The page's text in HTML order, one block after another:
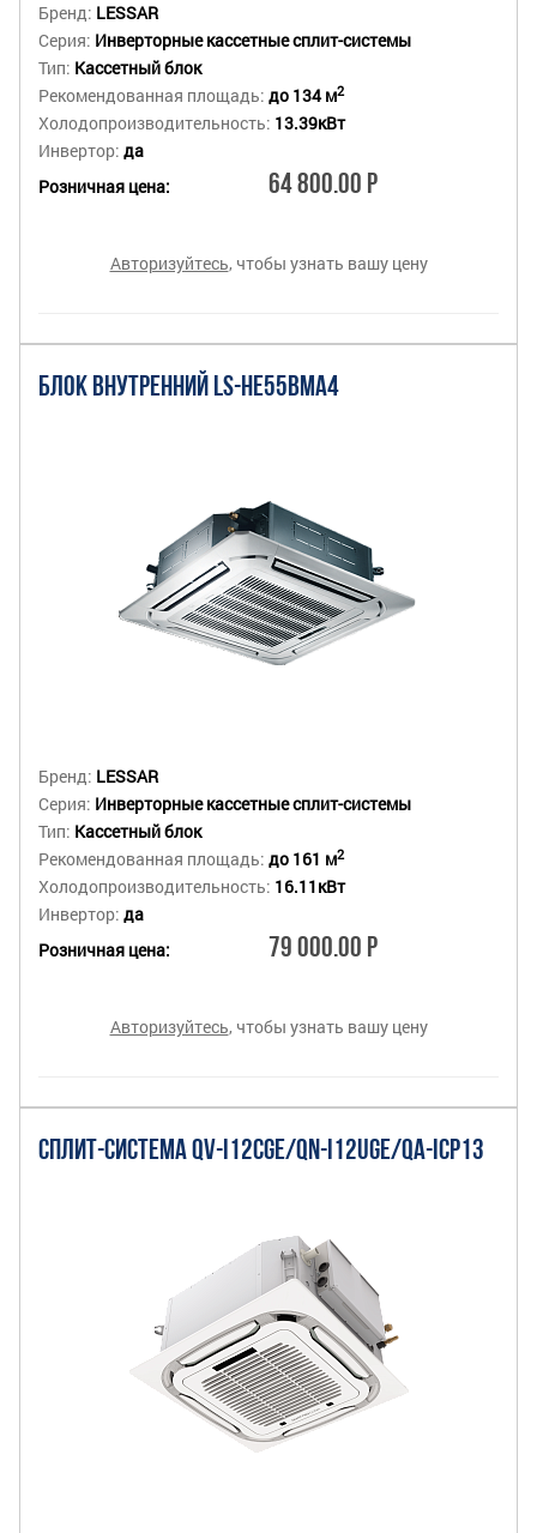
Бренд: LESSAR
Серия: Инверторные кассетные сплит-системы
Тип: Кассетный блок
Рекомендованная площадь: до 134 м2
Холодопроизводительность: 13.39кВт
Инвертор: да
Розничная цена:
64 800.00 Р
Авторизуйтесь, чтобы узнать вашу цену
БЛОК ВНУТРЕННИЙ LS-HE55BMA4
Бренд: LESSAR
Серия: Инверторные кассетные сплит-системы
Тип: Кассетный блок
Рекомендованная площадь: до 161 м2
Холодопроизводительность: 16.11кВт
Инвертор: да
Розничная цена:
79 000.00 Р
Авторизуйтесь, чтобы узнать вашу цену
СПЛИТ-СИСТЕМА QV-I12CGE/QN-I12UGE/QA-ICP13